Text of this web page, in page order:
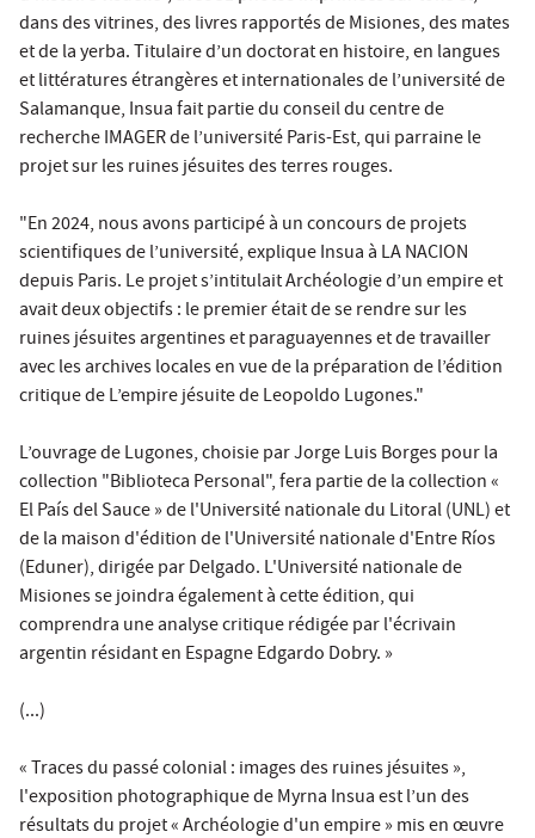
dans des vitrines, des livres rapportés de Misiones, des mates
et de la yerba. Titulaire d’un doctorat en histoire, en langues
et littératures étrangères et internationales de l’université de
Salamanque, Insua fait partie du conseil du centre de
recherche IMAGER de l’université Paris-Est, qui parraine le
projet sur les ruines jésuites des terres rouges.
"En 2024, nous avons participé à un concours de projets
scientifiques de l’université, explique Insua à LA NACION
depuis Paris. Le projet s’intitulait Archéologie d’un empire et
avait deux objectifs : le premier était de se rendre sur les
ruines jésuites argentines et paraguayennes et de travailler
avec les archives locales en vue de la préparation de l’édition
critique de L’empire jésuite de Leopoldo Lugones."
L’ouvrage de Lugones, choisie par Jorge Luis Borges pour la
collection "Biblioteca Personal", fera partie de la collection «
El País del Sauce » de l'Université nationale du Litoral (UNL) et
de la maison d'édition de l'Université nationale d'Entre Ríos
(Eduner), dirigée par Delgado. L'Université nationale de
Misiones se joindra également à cette édition, qui
comprendra une analyse critique rédigée par l'écrivain
argentin résidant en Espagne Edgardo Dobry. »
(...)
« Traces du passé colonial : images des ruines jésuites »,
l'exposition photographique de Myrna Insua est l’un des
résultats du projet « Archéologie d'un empire » mis en œuvre